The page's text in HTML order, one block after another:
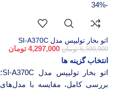
-34%
اتو بخار تولیپس مدل SI-A370C
6,500,000 تومان 4,297,000 تومان
انتخاب گزینه ها
اتو بخار تولیپس مدل SI-A370C؛
بررسی کامل، مقایسه با مدل‌های